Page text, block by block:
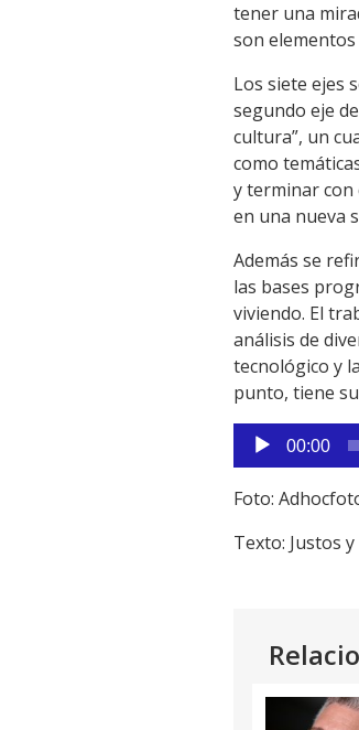
tener una
son
Los siete ejes
segundo eje
cultura”, un
como
y terminar con
en una nueva
Además se
las bases
viviendo. El
análisis de
tecnológico y
punto, tiene
Reproductor
de
audio
00:00
Foto:
Texto: Justos